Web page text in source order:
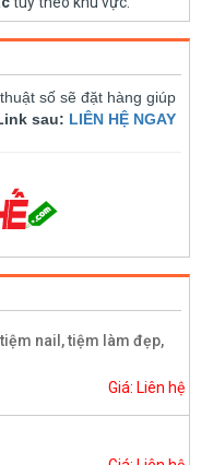
số sẽ đặt hàng giúp
sau: LIÊN HỆ NGAY
nail, tiệm làm đẹp,
Giá: Liên hệ